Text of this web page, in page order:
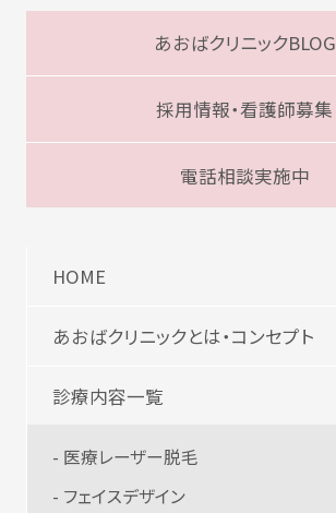
あおばクリニックBLOG
採用情報・看護師募集
電話相談実施中
HOME
あおばクリニックとは・コンセプト
診療内容一覧
- 医療レーザー脱毛
- フェイスデザイン